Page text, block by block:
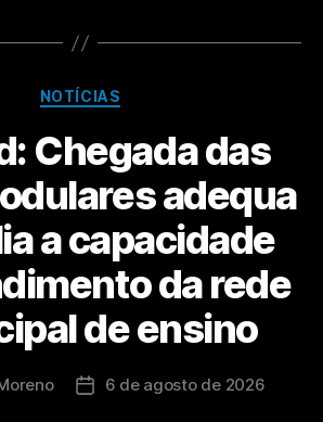
NOTÍCIAS
Chegada das
adequa
a capacidade
da rede
de ensino
6 de agosto de 2026